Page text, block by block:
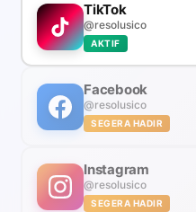
TikTok
@resolusico
AKTIF
Facebook
@resolusico
SEGERA HADIR
Instagram
@resolusico
SEGERA HADIR